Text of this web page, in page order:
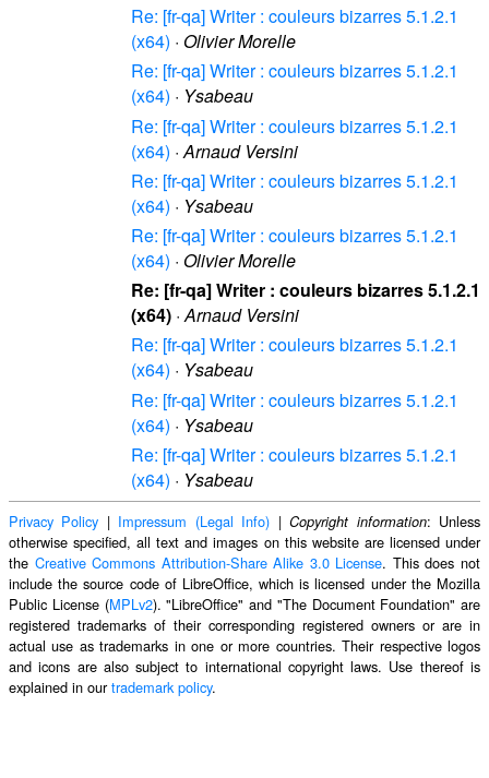
Re: [fr-qa] Writer : couleurs bizarres 5.1.2.1
(x64) · Olivier Morelle
Re: [fr-qa] Writer : couleurs bizarres 5.1.2.1
(x64) · Ysabeau
Re: [fr-qa] Writer : couleurs bizarres 5.1.2.1
(x64) · Arnaud Versini
Re: [fr-qa] Writer : couleurs bizarres 5.1.2.1
(x64) · Ysabeau
Re: [fr-qa] Writer : couleurs bizarres 5.1.2.1
(x64) · Olivier Morelle
Re: [fr-qa] Writer : couleurs bizarres 5.1.2.1
(x64) ·Arnaud Versini
Re: [fr-qa] Writer : couleurs bizarres 5.1.2.1
(x64) · Ysabeau
Re: [fr-qa] Writer : couleurs bizarres 5.1.2.1
(x64) · Ysabeau
Re: [fr-qa] Writer : couleurs bizarres 5.1.2.1
(x64) · Ysabeau
Privacy Policy | Impressum (Legal Info) |Copyright information: Unless
otherwise specified, all text and images on this website are licensed under
the Creative Commons Attribution-Share Alike 3.0 License. This does not
include the source code of LibreOffice, which is licensed under the Mozilla
Public License (MPLv2). "LibreOffice" and "The Document Foundation" are
registered trademarks of their corresponding registered owners or are in
actual use as trademarks in one or more countries. Their respective logos
and icons are also subject to international copyright laws. Use thereof is
explained in ourtrademark policy.